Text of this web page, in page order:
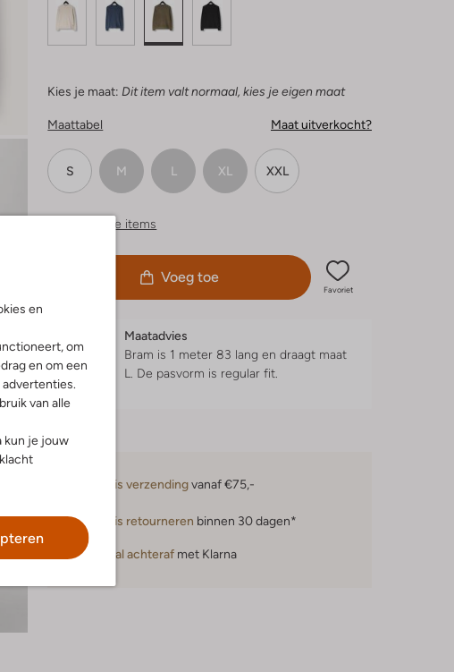
en
om
en om een
van alle
kun je jouw
Kies je maat: Dit item valt normaal, kies je eigen maat
Maattabel Maat uitverkocht?
S M L XL XXL
Vergelijkbare items
Voeg toe
Favoriet
Maatadvies
Bram is 1 meter 83 lang en draagt maat
L. De pasvorm is regular fit.
Gratis verzendingvanaf €75,-
Gratis retourneren binnen 30 dagen*
Betaal achteraf met Klarna